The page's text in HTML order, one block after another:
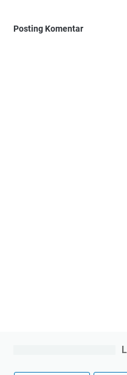
Posting Komentar